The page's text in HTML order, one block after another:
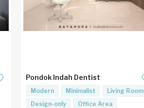
Pondok Indah Dentist
Modern Minimalist
Living Room
Design-only
Office Area